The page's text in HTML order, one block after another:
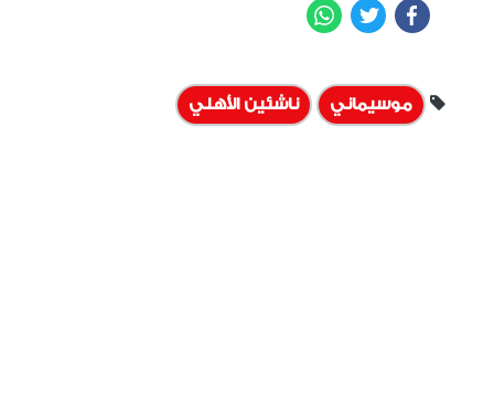
Facebook
Twitter
موسيماني ناشئين الأهلي